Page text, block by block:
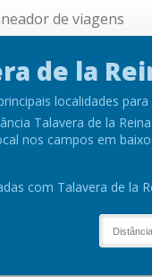
de viagens
de la
localidades
Talavera de la
nos campos em
com Talavera de la